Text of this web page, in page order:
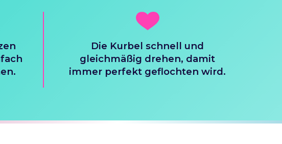
Die Kurbel schnell und
gleichmäßig drehen, damit
immer perfekt geflochten wird.